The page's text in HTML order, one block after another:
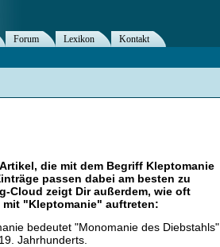
die mit dem Begriff Kleptomanie
passen dabei am besten zu
Cloud zeigt Dir außerdem, wie oft
mit "Kleptomanie" auftreten:
bedeutet "Monomanie des Diebstahls"
Jahrhunderts.
Forum Lexikon
Kontakt